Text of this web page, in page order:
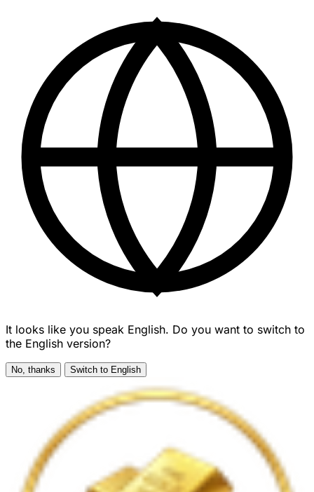
It looks like you speak English. Do you want to switch to
the English version?
No, thanks Switch to English